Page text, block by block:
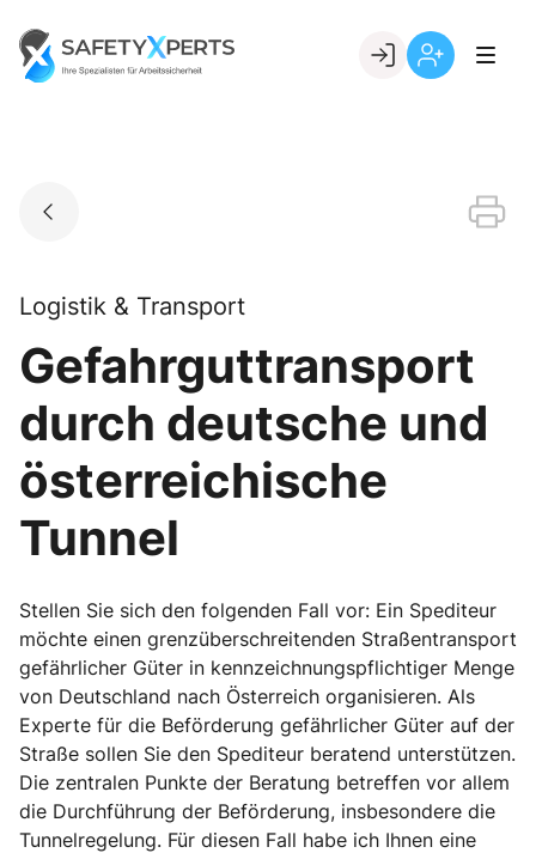
content
Go to landing page.
Logistik & Transport
Gefahrguttransport
durch deutsche und
österreichische
Tunnel
Stellen Sie sich den folgenden Fall vor: Ein Spediteur
möchte einen grenzüberschreitenden Straßentransport
gefährlicher Güter in kennzeichnungspflichtiger Menge
von Deutschland nach Österreich organisieren. Als
Experte für die Beförderung gefährlicher Güter auf der
Straße sollen Sie den Spediteur beratend unterstützen.
Die zentralen Punkte der Beratung betreffen vor allem
die Durchführung der Beförderung, insbesondere die
Tunnelregelung. Für diesen Fall habe ich Ihnen eine